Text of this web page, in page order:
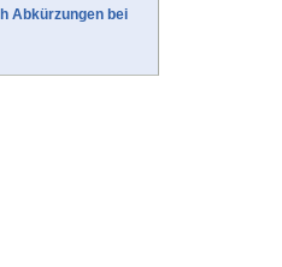
Abkürzungen bei